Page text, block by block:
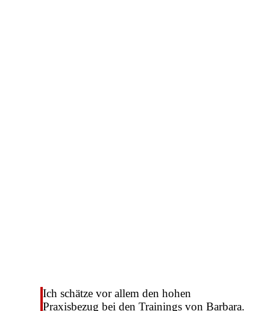
Ich schätze vor allem den hohen
Praxisbezug bei den Trainings von Barbara.